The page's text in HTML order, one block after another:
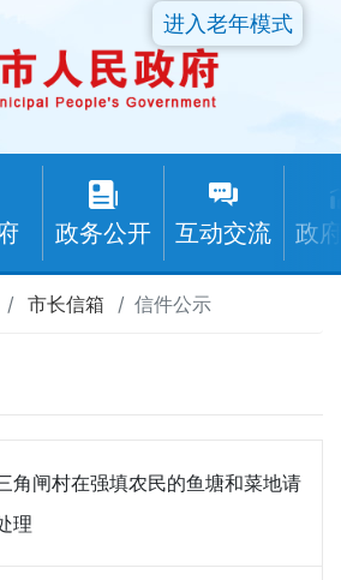
政务公开 互动交流 政
进入老年模式
市长信箱 信件公示
角闸村在强填农民的鱼塘和菜地请
理